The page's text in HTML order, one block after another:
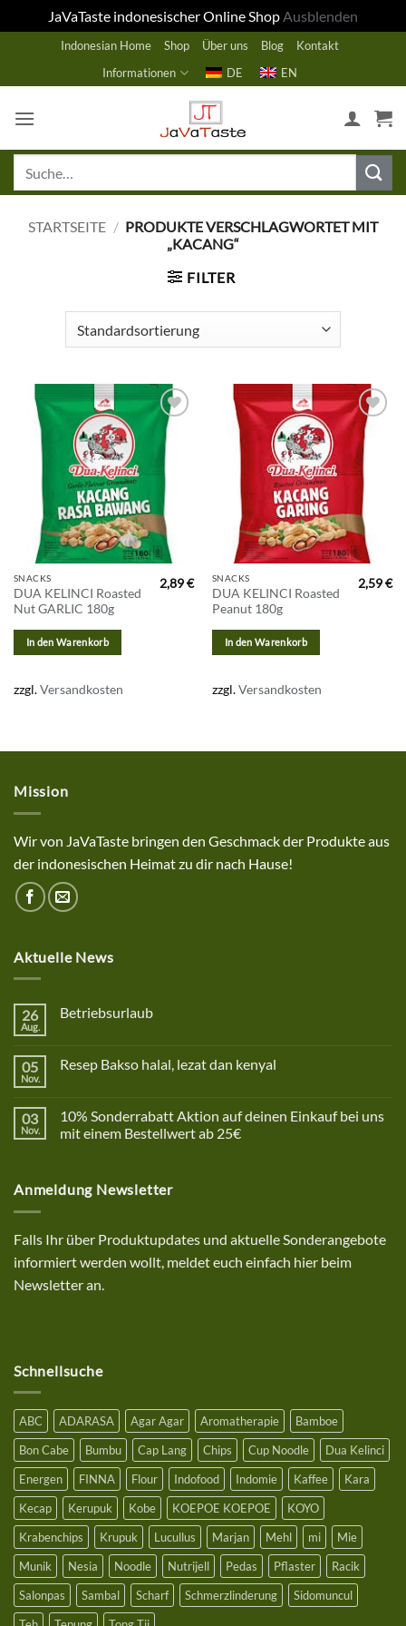
JaVaTaste indonesischer Online ShopAusblenden
springen
Indonesian Home Shop Über uns Blog
Kontakt
Informationen
DE EN
STARTSEITE / PRODUKTE VERSCHLAGWORTET MIT
„KACANG“
FILTER
Wunschliste
hinzufügen
SNACKS
DUA KELINCI Roasted
Nut GARLIC 180g
2,89€
In den Warenkorb
zzgl.Versandkosten
Zur
Wunschliste
hinzufügen
SNACKS
DUA KELINCI Roasted
Peanut 180g
2,59€
In den Warenkorb
zzgl.Versandkosten
Mission
Wir von JaVaTaste bringen den Geschmack der Produkte aus
der indonesischen Heimat zu dir nach Hause!
Aktuelle News
26
Aug.
Betriebsurlaub
Betriebsurlaub
05
Nov.
Resep Bakso halal, lezat dan kenyal
Resep
Bakso
halal,
03
Nov.
10% Sonderrabatt Aktion auf deinen Einkauf bei uns
mit einem Bestellwert ab 25€
10%
Sonderrabatt
deinen
Einkauf
uns
mit
einem
Anmeldung Newsletter
Falls Ihr über Produktupdates und aktuelle Sonderangebote
informiert werden wollt, meldet euch einfach hier beim
Newsletter an.
Schnellsuche
ABC ADARASA Agar Agar Aromatherapie
Bamboe
Bon Cabe
Bumbu Cap Lang Chips Cup Noodle
Dua Kelinci
Energen
FINNA Flour Indofood Indomie Kaffee
Kara
Kecap
Kerupuk Kobe KOEPOE KOEPOE
KOYO
Krabenchips
Krupuk Lucullus Marjan Mehl mi
Mie
Munik
Nesia Noodle Nutrijell Pedas Pflaster
Racik
Salonpas
Sambal Scharf Schmerzlinderung
Sidomuncul